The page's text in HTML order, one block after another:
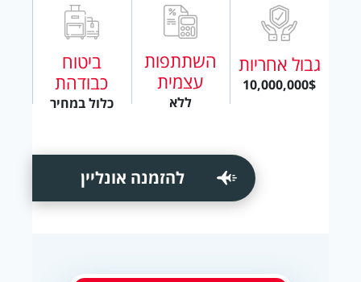
גבול אחריות
10,000,000$
השתתפות
עצמית
ללא
ביטוח
כבודהת
כלול במחיר
להזמנה אונליין